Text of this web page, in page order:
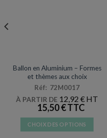
Ballon en Aluminium – Formes
et thèmes aux choix
Réf: 72M0017
À PARTIR DE 12,92 €
15,50€
CHOIX DES OPTIONS